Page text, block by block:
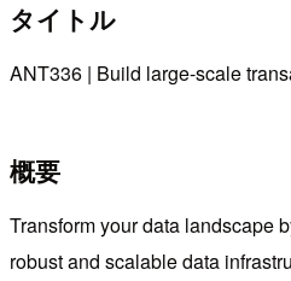
タイトル
ANT336 | Build large-scale
概要
Transform your data landscape
robust and scalable data